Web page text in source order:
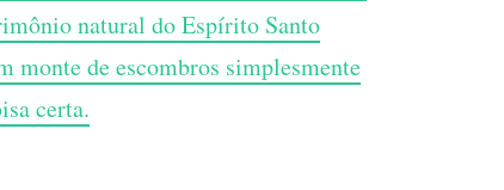
natural do Espírito Santo
monte de escombros simplesmente
certa.